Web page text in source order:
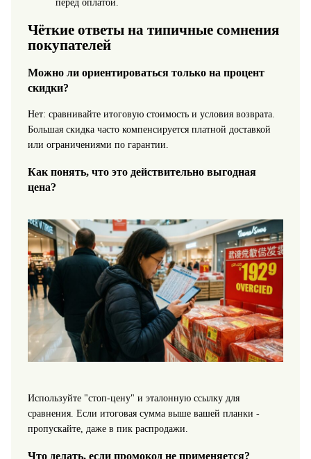
перед оплатой.
Чёткие ответы на типичные сомнения
покупателей
Можно ли ориентироваться только на процент
скидки?
Нет: сравнивайте итоговую стоимость и условия возврата.
Большая скидка часто компенсируется платной доставкой
или ограничениями по гарантии.
Как понять, что это действительно выгодная
цена?
Используйте "стоп-цену" и эталонную ссылку для
сравнения. Если итоговая сумма выше вашей планки -
пропускайте, даже в пик распродажи.
Что делать, если промокод не применяется?